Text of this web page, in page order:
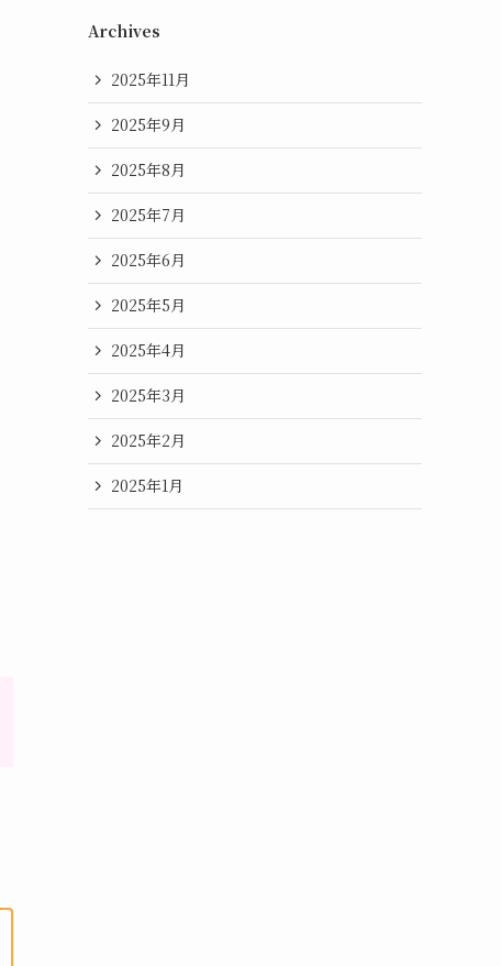
Archives
2025年11月
2025年9月
2025年8月
2025年7月
2025年6月
2025年5月
2025年4月
2025年3月
2025年2月
2025年1月